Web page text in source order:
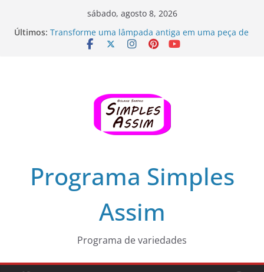
sábado, agosto 8, 2026
Últimos: Transforme uma lâmpada antiga em uma peça de
decoração!
Faça Você Mesmo: Casaco de Crochê para o
Câncer colorretal, prevenção e tratamento – Dr
Cassio Cantão, proctologista
Programa Simples
Assim
Programa de variedades